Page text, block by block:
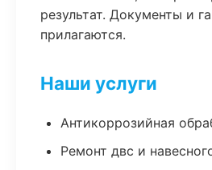
результат. Документы и
прилагаются.
Наши услуги
Антикоррозийная
Ремонт двс и